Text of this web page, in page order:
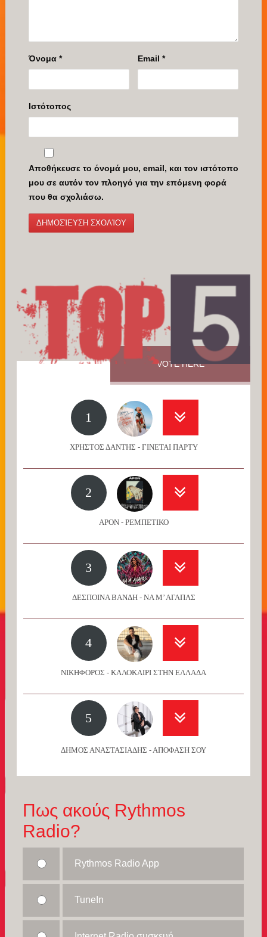
Όνομα * Email*
Ιστότοπος
Αποθήκευσε το όνομά μου, email, και τον ιστότοπο
μου σε αυτόν τον πλοηγό για την επόμενη φορά
που θα σχολιάσω.
VOTE HERE
1
ΧΡΗΣΤΟΣ ΔΑΝΤΗΣ - ΓΙΝΕΤΑΙ ΠΑΡΤΥ
2
APON - ΡΕΜΠΕΤΙΚΟ
3
ΔΕΣΠΟΙΝΑ ΒΑΝΔΗ - ΝΑ Μ’ ΑΓΑΠΑΣ
4
ΝΙΚΗΦΟΡΟΣ - ΚΑΛΟΚΑΙΡΙ ΣΤΗΝ ΕΛΛΑΔΑ
5
ΔΗΜΟΣ ΑΝΑΣΤΑΣΙΑΔΗΣ - ΑΠΟΦΑΣΗ ΣΟΥ
Πως ακούς Rythmos
Radio?
Rythmos Radio App
TuneIn